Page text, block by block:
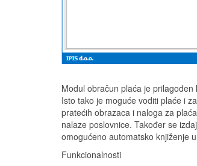
Modul obračun plaća je
Isto tako je moguće voditi plaće i
pratećih obrazaca i naloga za
nalaze poslovnice. Također se
omogućeno automatsko knjiženje
Funkcionalnosti